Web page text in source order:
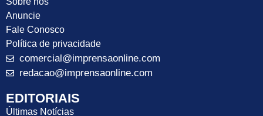
Anuncie
Fale Conosco
Política de privacidade
comercial@imprensaonline.com
redacao@imprensaonline.com
EDITORIAIS
Últimas Notícias